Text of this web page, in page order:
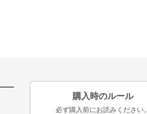
購入時のルール
必ず購入前にお読みください。